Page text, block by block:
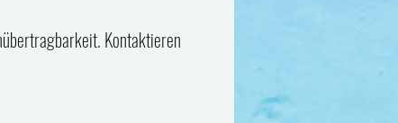
Kontaktieren